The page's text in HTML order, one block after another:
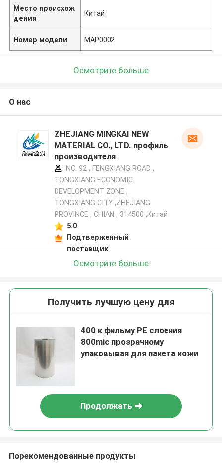
Место происхож
дения
Китай
Номер модели MAP0002
Осмотрите больше
О нас
ZHEJIANG MINGKAI NEW
MATERIAL CO., LTD. профиль
производителя
NO. 92 , FENGXIANG ROAD ,
TONGXIANG ECONOMIC
DEVELOPMENT ZONE ,
TONGXIANG CITY ,ZHEJIANG
PROVINCE , CHIAN , 314500 ,Китай
5.0
Подтверженный
поставщик
Осмотрите больше
Получить лучшую цену для
400 к фильму PE слоения
800mic прозрачному
упаковывая для пакета кожи
Продолжать
Порекомендованные продукты